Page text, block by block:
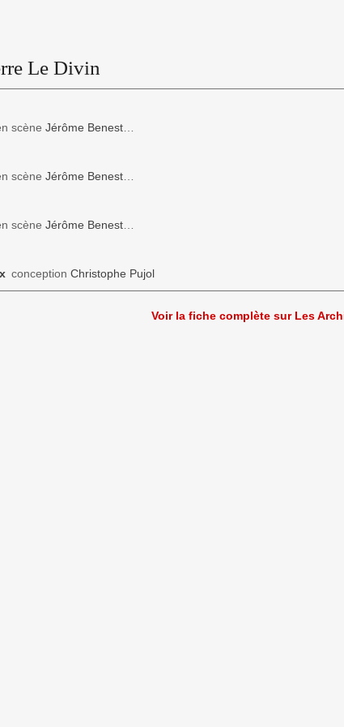
Le Divin
scène Jérôme Benest…
scène Jérôme Benest…
scène Jérôme Benest…
conception Christophe Pujol
Voir la fiche complète sur Les